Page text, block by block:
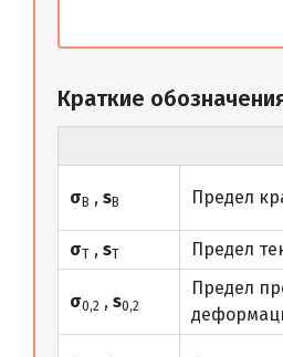
Краткие
σВ ,sВ Предел
σТ ,sТ Предел
σ0,2 ,s0,2
Предел